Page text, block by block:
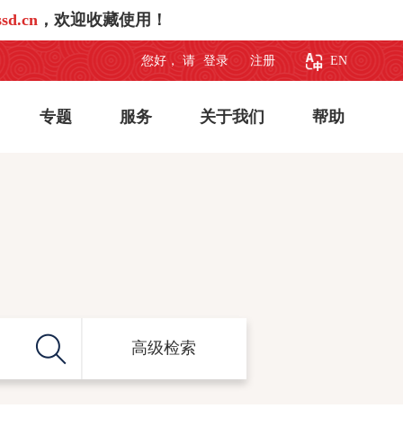
，欢迎收藏使用！
您好， 请 登录 注册 EN
专题 服务 关于我们 帮助
高级检索